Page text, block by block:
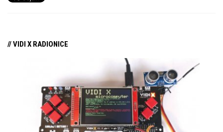
// VIDI X RADIONICE